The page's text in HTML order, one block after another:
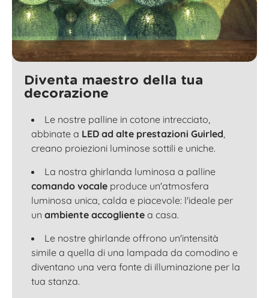
Diventa maestro della tua
decorazione
Le nostre palline in cotone intrecciato,
abbinate a LED ad alte prestazioni Guirled,
creano proiezioni luminose sottili e uniche.
La nostra ghirlanda luminosa a palline
comando vocale produce un'atmosfera
luminosa unica, calda e piacevole: l'ideale per
un ambiente accogliente a casa.
Le nostre ghirlande offrono un'intensità
simile a quella di una lampada da comodino e
diventano una vera fonte di illuminazione per la
tua stanza.